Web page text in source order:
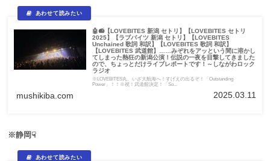
🤖📻【LOVEBITES 新潟 セトリ】【LOVEBITES セトリ
2025】【ラブバイツ 新潟 セトリ】【LOVEBITES
Unchained 歌詞 和訳】【LOVEBITES 歌詞 和訳】
【LOVEBITES 武道館】……みぞれをアッという間に溶かし
てしまった熱狂の新潟公演！伝説の一夜を目撃してきました
ので、ちょっとだけライブレポートです！～しながわロック
ラジオ
※LOVEBITES丸、いざ大航海へ！すげえの出るぞ！「Outstanding
Power」！！※祝！武道館決定！「So...
mushikiba.com 2025.03.11
※静岡☟